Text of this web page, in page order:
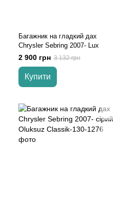
Багажник на гладкий дах
Chrysler Sebring 2007- Lux
2 900 грн 3 132 грн
Купити